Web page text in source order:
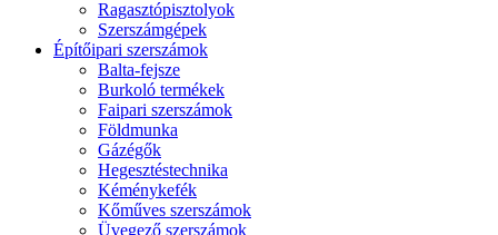
Ragasztópisztolyok
Szerszámgépek
Építőipari szerszámok
Balta-fejsze
Burkoló termékek
Faipari szerszámok
Földmunka
Gázégők
Hegesztéstechnika
Kéménykefék
Kőműves szerszámok
Üvegező szerszámok